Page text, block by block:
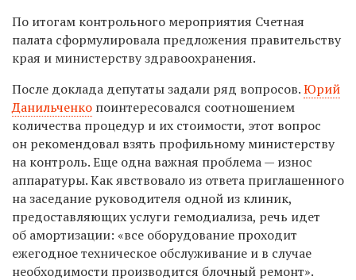
По итогам контрольного мероприятия Счетная
палата сформулировала предложения правительству
края и министерству здравоохранения.
После доклада депутаты задали ряд вопросов.Юрий
Данильченко поинтересовался соотношением
количества процедур и их стоимости, этот вопрос
он рекомендовал взять профильному министерству
на контроль. Еще одна важная проблема — износ
аппаратуры. Как явствовало из ответа приглашенного
на заседание руководителя одной из клиник,
предоставляющих услуги гемодиализа, речь идет
об амортизации: «все оборудование проходит
ежегодное техническое обслуживание и в случае
необходимости производится блочный ремонт».